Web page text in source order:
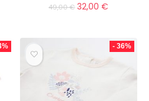
49,00€ 32,00€
- 36%